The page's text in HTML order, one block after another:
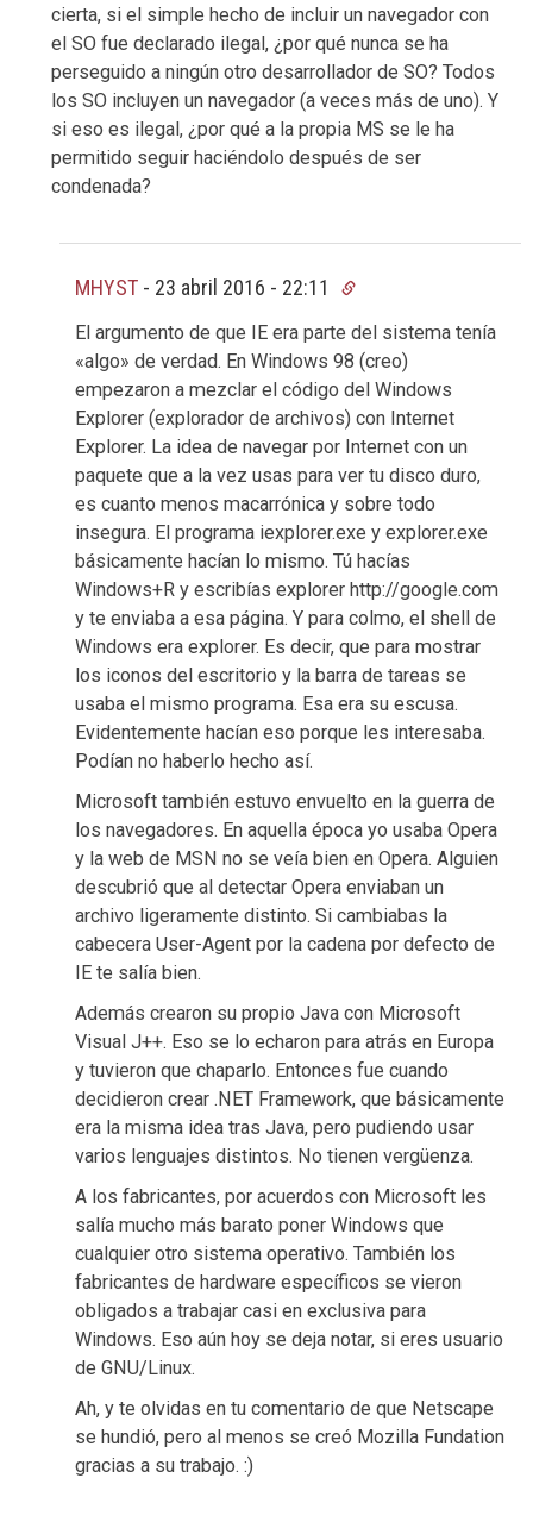
cierta, si el simple hecho de incluir un navegador con
el SO fue declarado ilegal, ¿por qué nunca se ha
perseguido a ningún otro desarrollador de SO? Todos
los SO incluyen un navegador (a veces más de uno). Y
si eso es ilegal, ¿por qué a la propia MS se le ha
permitido seguir haciéndolo después de ser
condenada?
MHYST - 23 abril 2016 - 22:11
El argumento de que IE era parte del sistema tenía
«algo» de verdad. En Windows 98 (creo)
empezaron a mezclar el código del Windows
Explorer (explorador de archivos) con Internet
Explorer. La idea de navegar por Internet con un
paquete que a la vez usas para ver tu disco duro,
es cuanto menos macarrónica y sobre todo
insegura. El programa iexplorer.exe y explorer.exe
básicamente hacían lo mismo. Tú hacías
Windows+R y escribías explorer http://google.com
y te enviaba a esa página. Y para colmo, el shell de
Windows era explorer. Es decir, que para mostrar
los iconos del escritorio y la barra de tareas se
usaba el mismo programa. Esa era su escusa.
Evidentemente hacían eso porque les interesaba.
Podían no haberlo hecho así.
Microsoft también estuvo envuelto en la guerra de
los navegadores. En aquella época yo usaba Opera
y la web de MSN no se veía bien en Opera. Alguien
descubrió que al detectar Opera enviaban un
archivo ligeramente distinto. Si cambiabas la
cabecera User-Agent por la cadena por defecto de
IE te salía bien.
Además crearon su propio Java con Microsoft
Visual J++. Eso se lo echaron para atrás en Europa
y tuvieron que chaparlo. Entonces fue cuando
decidieron crear .NET Framework, que básicamente
era la misma idea tras Java, pero pudiendo usar
varios lenguajes distintos. No tienen vergüenza.
A los fabricantes, por acuerdos con Microsoft les
salía mucho más barato poner Windows que
cualquier otro sistema operativo. También los
fabricantes de hardware específicos se vieron
obligados a trabajar casi en exclusiva para
Windows. Eso aún hoy se deja notar, si eres usuario
de GNU/Linux.
Ah, y te olvidas en tu comentario de que Netscape
se hundió, pero al menos se creó Mozilla Fundation
gracias a su trabajo. :)